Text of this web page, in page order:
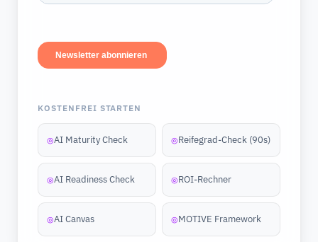
KOSTENFREI STARTEN
◎AI Maturity Check ◎Reifegrad-Check (90s)
◎AI Readiness Check ◎ROI-Rechner
◎AI Canvas ◎MOTIVE Framework